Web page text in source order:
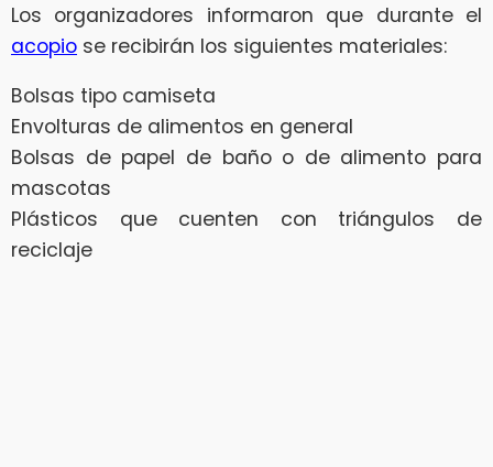
Los organizadores informaron que durante el
acopio se recibirán los siguientes materiales:
Bolsas tipo camiseta
Envolturas de alimentos en general
Bolsas de papel de baño o de alimento para
mascotas
Plásticos que cuenten con triángulos de
reciclaje